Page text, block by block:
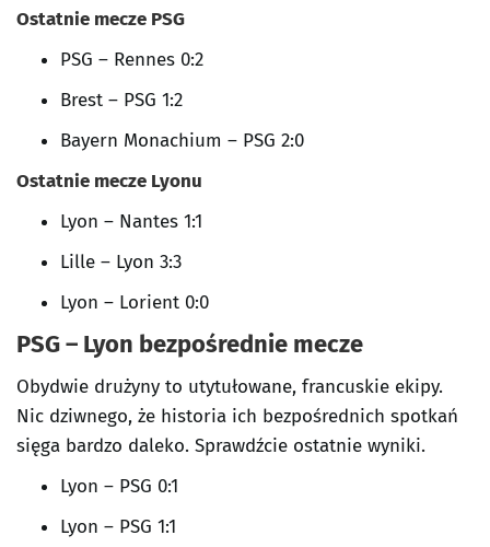
Ostatnie mecze PSG
PSG – Rennes 0:2
Brest – PSG 1:2
Bayern Monachium – PSG 2:0
Ostatnie mecze Lyonu
Lyon – Nantes 1:1
Lille – Lyon 3:3
Lyon – Lorient 0:0
PSG – Lyon bezpośrednie mecze
Obydwie drużyny to utytułowane, francuskie ekipy.
Nic dziwnego, że historia ich bezpośrednich spotkań
sięga bardzo daleko. Sprawdźcie ostatnie wyniki.
Lyon – PSG 0:1
Lyon – PSG 1:1